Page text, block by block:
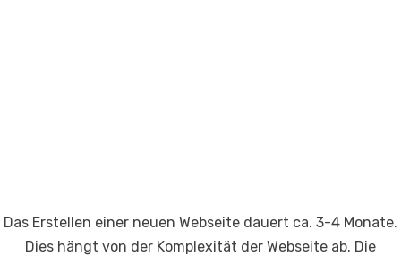
Das Erstellen einer neuen Webseite dauert ca. 3-4 Monate.
Dies hängt von der Komplexität der Webseite ab. Die